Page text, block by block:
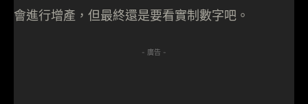
會進行增產，但最終還是要看實制數字吧。
- 廣告 -